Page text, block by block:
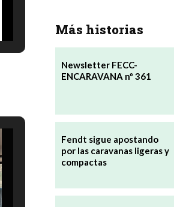
Más historias
Newsletter FECC-
ENCARAVANA nº 361
Fendt sigue apostando
por las caravanas ligeras y
compactas